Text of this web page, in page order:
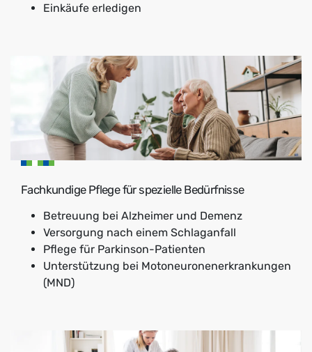
Einkäufe erledigen
Fachkundige Pflege für spezielle Bedürfnisse
Betreuung bei Alzheimer und Demenz
Versorgung nach einem Schlaganfall
Pflege für Parkinson-Patienten
Unterstützung bei Motoneuronenerkrankungen
(MND)